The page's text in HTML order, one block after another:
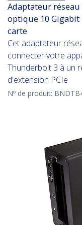
Adaptateur
optique 10 Gigabit
carte
Cet adaptateur
connecter votre
Thunderbolt 3 à un
d'extension PCIe
Nº de produit: